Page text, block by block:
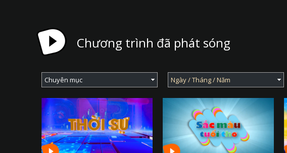
Chương trình đã phát sóng